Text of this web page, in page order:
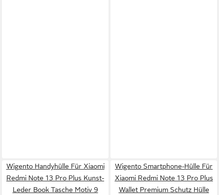
Wigento Handyhülle Für Xiaomi
Redmi Note 13 Pro Plus Kunst-
Leder Book Tasche Motiv 9
Wigento Smartphone-Hülle Für
Xiaomi Redmi Note 13 Pro Plus
Wallet Premium Schutz Hülle